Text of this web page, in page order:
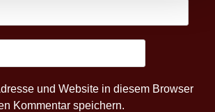
und Website in diesem Browser
Kommentar speichern.